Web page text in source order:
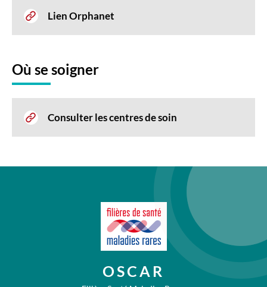
Lien Orphanet
Où se soigner
Consulter les centres de soin
OSCAR